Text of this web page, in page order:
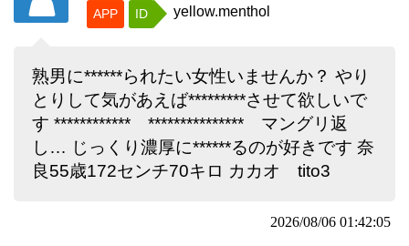
APP ID yellow.menthol
熟男に******られたい女性いませんか？ やり
とりして気があえば*********させて欲しいで
す ************ *************** マングリ返
し… じっくり濃厚に******るのが好きです 奈
良55歳172センチ70キロ カカオ tito3
2026/08/06 01:42:05